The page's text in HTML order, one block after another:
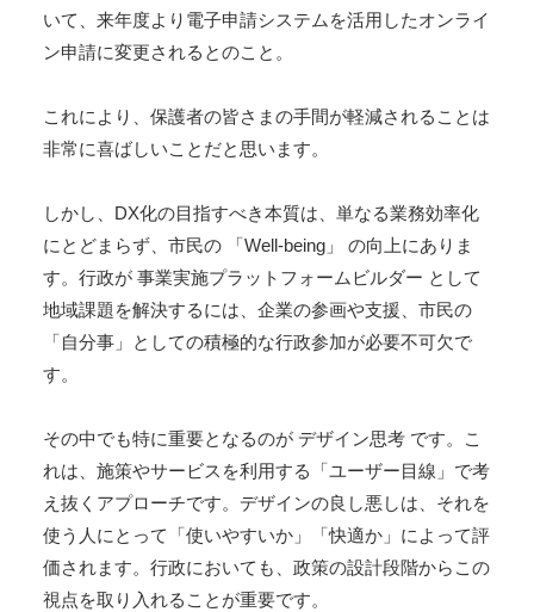
いて、来年度より電子申請システムを活用したオンライ
ン申請に変更されるとのこと。
これにより、保護者の皆さまの手間が軽減されることは
非常に喜ばしいことだと思います。
しかし、DX化の目指すべき本質は、単なる業務効率化
にとどまらず、市民の 「Well-being」 の向上にありま
す。行政が 事業実施プラットフォームビルダー として
地域課題を解決するには、企業の参画や支援、市民の
「自分事」としての積極的な行政参加が必要不可欠で
す。
その中でも特に重要となるのが デザイン思考 です。こ
れは、施策やサービスを利用する「ユーザー目線」で考
え抜くアプローチです。デザインの良し悪しは、それを
使う人にとって「使いやすいか」「快適か」によって評
価されます。行政においても、政策の設計段階からこの
視点を取り入れることが重要です。